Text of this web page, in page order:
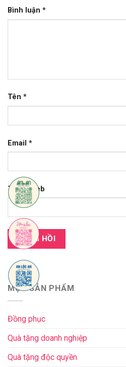
Bình luận *
Tên *
Email *
Trang web
MỤC SẢN PHẨM
Đồng phục
Quà tặng doanh nghiệp
Quà tặng độc quyền